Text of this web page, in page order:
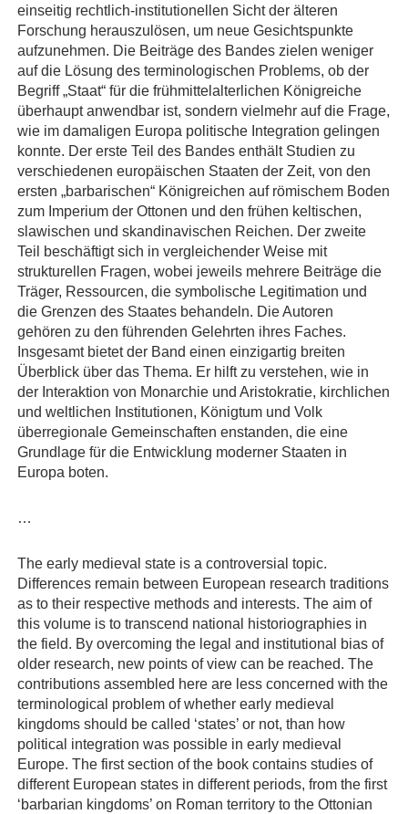
einseitig rechtlich-institutionellen Sicht der älteren
Forschung herauszulösen, um neue Gesichtspunkte
aufzunehmen. Die Beiträge des Bandes zielen weniger
auf die Lösung des terminologischen Problems, ob der
Begriff „Staat“ für die frühmittelalterlichen Königreiche
überhaupt anwendbar ist, sondern vielmehr auf die Frage,
wie im damaligen Europa politische Integration gelingen
konnte. Der erste Teil des Bandes enthält Studien zu
verschiedenen europäischen Staaten der Zeit, von den
ersten „barbarischen“ Königreichen auf römischem Boden
zum Imperium der Ottonen und den frühen keltischen,
slawischen und skandinavischen Reichen. Der zweite
Teil beschäftigt sich in vergleichender Weise mit
strukturellen Fragen, wobei jeweils mehrere Beiträge die
Träger, Ressourcen, die symbolische Legitimation und
die Grenzen des Staates behandeln. Die Autoren
gehören zu den führenden Gelehrten ihres Faches.
Insgesamt bietet der Band einen einzigartig breiten
Überblick über das Thema. Er hilft zu verstehen, wie in
der Interaktion von Monarchie und Aristokratie, kirchlichen
und weltlichen Institutionen, Königtum und Volk
überregionale Gemeinschaften enstanden, die eine
Grundlage für die Entwicklung moderner Staaten in
Europa boten.
…
The early medieval state is a controversial topic.
Differences remain between European research traditions
as to their respective methods and interests. The aim of
this volume is to transcend national historiographies in
the field. By overcoming the legal and institutional bias of
older research, new points of view can be reached. The
contributions assembled here are less concerned with the
terminological problem of whether early medieval
kingdoms should be called ‘states’ or not, than how
political integration was possible in early medieval
Europe. The first section of the book contains studies of
different European states in different periods, from the first
‘barbarian kingdoms’ on Roman territory to the Ottonian